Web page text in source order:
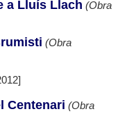
a Lluís Llach (Obra
(Obra
Centenari (Obra